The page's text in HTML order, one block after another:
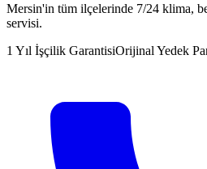
Mersin'in tüm ilçelerinde 7/24 klima,
servisi.
1 Yıl İşçilik GarantisiOrijinal Yedek